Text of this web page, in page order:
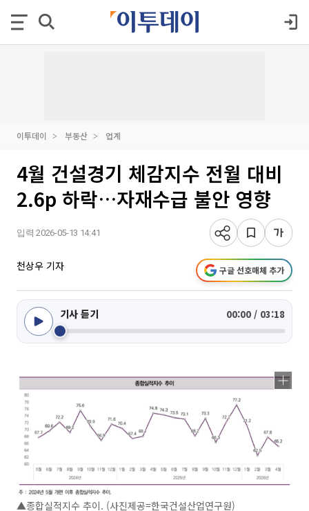
이투데이 부동산 업계
4월 건설경기 체감지수 전월 대비
2.6p 하락…자재수급 불안 영향
입력 2026-05-13 14:41
천상우 기자 구글 선호매체 추가
기사 듣기 00:00 / 03:18
▲종합실적지수 추이. (사진제공=한국건설산업연구원)